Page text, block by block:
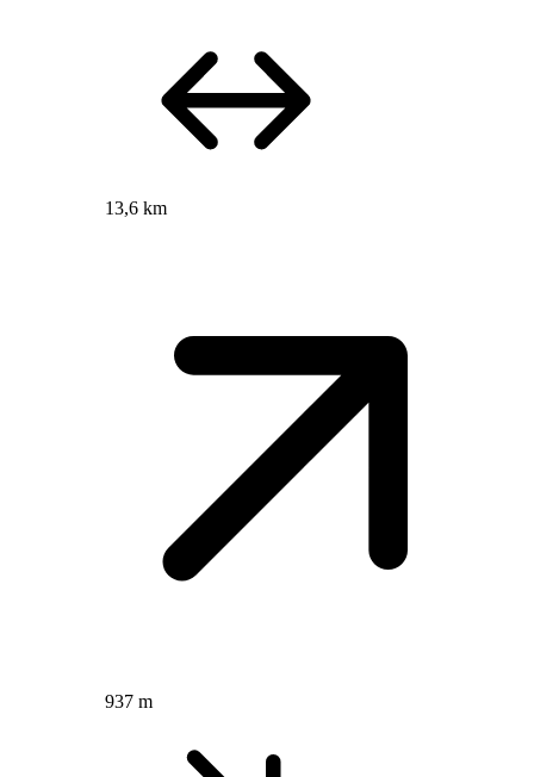
13,6 km
937 m